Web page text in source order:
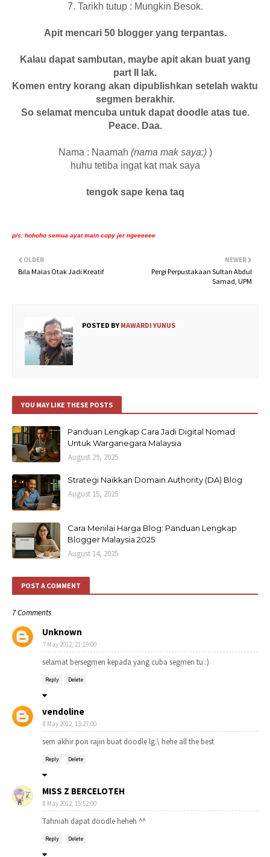
7. Tarikh tutup : Mungkin Besok.
Apit mencari 50 blogger yang terpantas.
Kalau dapat sambutan, maybe apit akan buat yang
part II lak.
Komen entry korang akan dipublishkan setelah waktu
segmen berakhir.
So selamat mencuba untuk dapat doodle atas tue.
Peace. Daa.
Nama : Naamah (nama mak saya:) )
huhu tetiba ingat kat mak saya
tengok sape kena taq
p/s: hohoho semua ayat main copy jer ngeeeeee
NEWER
Pergi Perpustakaan Sultan Abdul
Samad, UPM
OLDER
Bila Malas Otak Jadi Kreatif
POSTED BY MAWARDI YUNUS
YOU MAY LIKE THESE POSTS
Panduan Lengkap Cara Jadi Digital Nomad
Untuk Warganegara Malaysia
August 29, 2025
Strategi Naikkan Domain Authority (DA) Blog
August 15, 2025
Cara Menilai Harga Blog: Panduan Lengkap
Blogger Malaysia 2025
August 14, 2025
POST A COMMENT
7 Comments
Unknown
7 May 2012, 21:19:00
selamat bersegmen kepada yang cuba segmen tu :)
Reply Delete
vendoline
8 May 2012, 13:27:00
sem akhir pon rajin buat doodle lg.\ hehe all the best
Reply Delete
MISS Z BERCELOTEH
8 May 2012, 15:52:00
Tahniah dapat doodle heheh ^^
Reply Delete